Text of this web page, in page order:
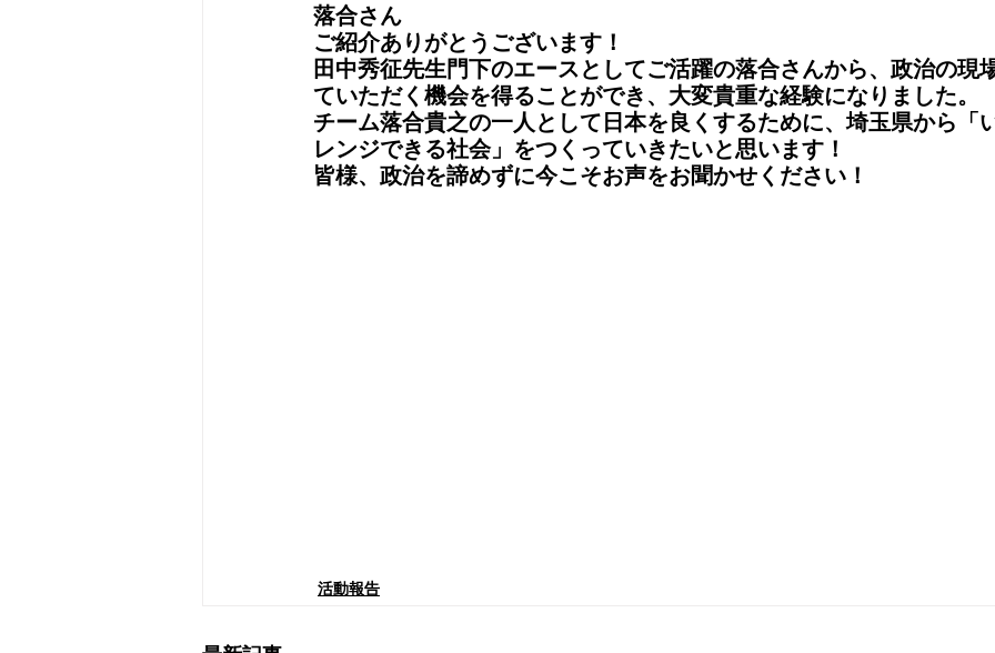
落合さん
ご紹介ありがとうございます！
田中秀征先生門下のエースとしてご活躍の落合さんから、政治の現
ていただく機会を得ることができ、大変貴重な経験になりました。
チーム落合貴之の一人として日本を良くするために、埼玉県から「
レンジできる社会」をつくっていきたいと思います！
皆様、政治を諦めずに今こそお声をお聞かせください！
活動報告